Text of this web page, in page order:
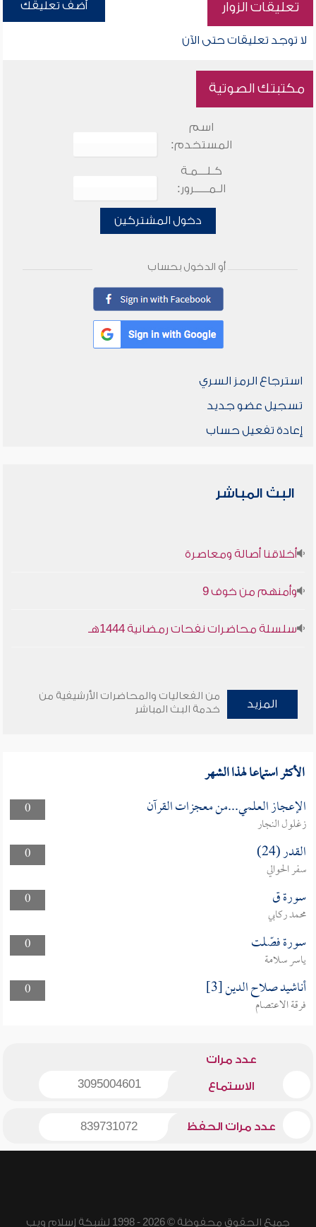
تعليقات الزوار أضف تعليقك
لا توجد تعليقات حتى الآن
مكتبتك الصوتية
اسم
المستخدم:
كـلـــمـة
الـمـــــرور:
دخول المشتركين
أو الدخول بحساب
استرجاع الرمز السري
تسجيل عضو جديد
إعادة تفعيل حساب
البث المباشر
أخلاقنا أصالة ومعاصرة
وأمنهم من خوف 9
سلسلة محاضرات نفحات رمضانية 1444هـ
المزيد
من الفعاليات والمحاضرات الأرشيفية من
خدمة البث المباشر
الأكثر استماعا لهذا الشهر
0 الإعجاز العلمي...من معجزات القرآن
زغلول النجار
0
القدر (24)
سفر الحوالي
0
سورة ق
محمد ركابي
0
سورة فصّلت
ياسر سلامة
0
أناشيد صلاح الدين [3]
فرقة الاعتصام
عدد مرات
الاستماع 3095004601
عدد مرات الحفظ 839731072
جميع الحقوق محفوظة © 2026 - 1998 لشبكة إسلام ويب